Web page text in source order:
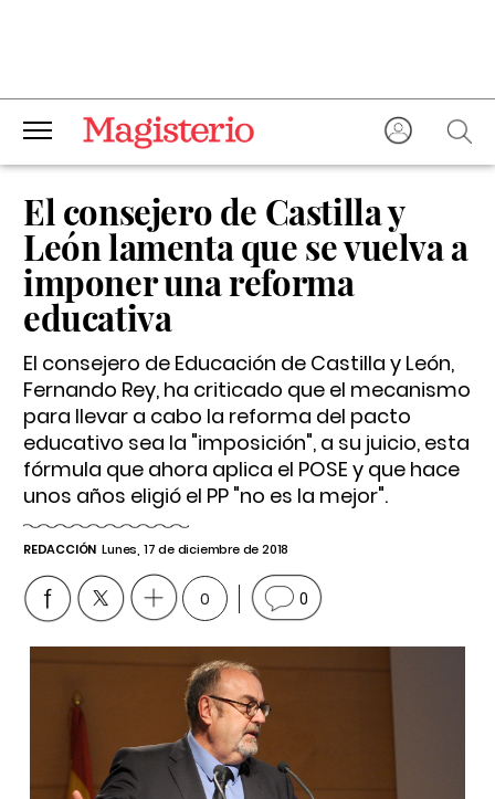
El consejero de Castilla y
León lamenta que se vuelva a
imponer una reforma
educativa
El consejero de Educación de Castilla y León,
Fernando Rey, ha criticado que el mecanismo
para llevar a cabo la reforma del pacto
educativo sea la "imposición", a su juicio, esta
fórmula que ahora aplica el POSE y que hace
unos años eligió el PP "no es la mejor".
REDACCIÓN Lunes, 17 de diciembre de 2018
0 0